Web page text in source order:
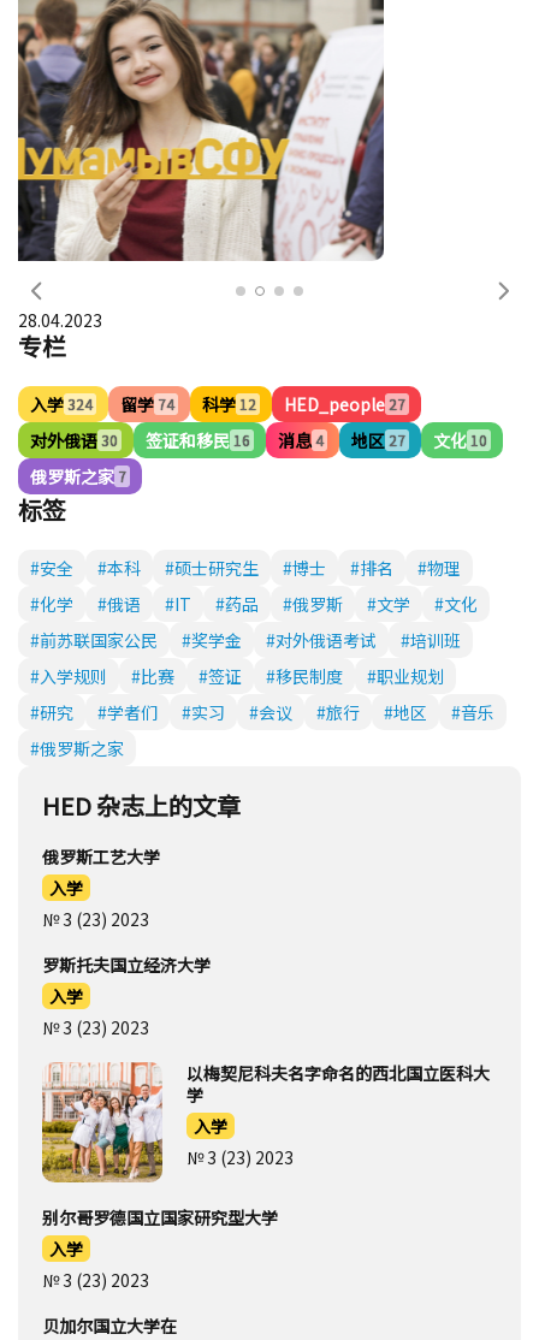
前一个 下
28.04.2023
专栏
入学324 留学 74 科学 12 HED_people27
对外俄语30 签证和移民 16 消息4 地区 27 文化 10
俄罗斯之家 7
标签
#安全 #本科 #硕士研究生 #博士 #排名
#物理
#化学
#俄语 #IT #药品 #俄罗斯 #文学
#文化
#前苏联国家公民
#奖学金 #对外俄语考试
#培训班
#入学规则
#比赛 #签证 #移民制度
#职业规划
#研究
#学者们 #实习 #会议 #旅行 #地区
#音乐
#俄罗斯之家
HED 杂志上的文章
俄罗斯工艺大学
入学
№ 3 (23) 2023
罗斯托夫国立经济大学
入学
№ 3 (23) 2023
以梅契尼科夫名字命名的西北国立医科大
学
入学
№ 3 (23) 2023
别尔哥罗德国立国家研究型大学
入学
№ 3 (23) 2023
贝加尔国立大学在